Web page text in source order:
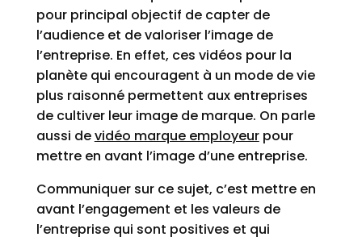
pour principal objectif de capter de
l’audience et de valoriser l’image de
l’entreprise. En effet, ces vidéos pour la
planète qui encouragent à un mode de vie
plus raisonné permettent aux entreprises
de cultiver leur image de marque. On parle
aussi devidéo marque employeurpour
mettre en avant l’image d’une entreprise.
Communiquer sur ce sujet, c’est mettre en
avant l’engagement et les valeurs de
l’entreprise qui sont positives et qui